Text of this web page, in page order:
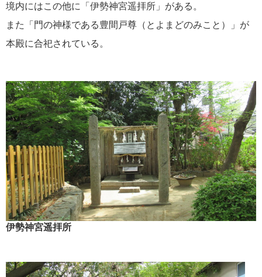
境内にはこの他に「伊勢神宮遥拝所」がある。
また「門の神様である豊間戸尊（とよまどのみこと）」が
本殿に合祀されている。
伊勢神宮遥拝所